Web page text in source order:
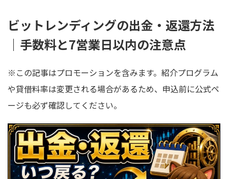
ビットレンディングの出金・返還方法
｜手数料と7営業日以内の注意点
※この記事はプロモーションを含みます。紹介プログラム
や貸借料率は変更される場合があるため、申込前に公式ペ
ージも必ず確認してください。